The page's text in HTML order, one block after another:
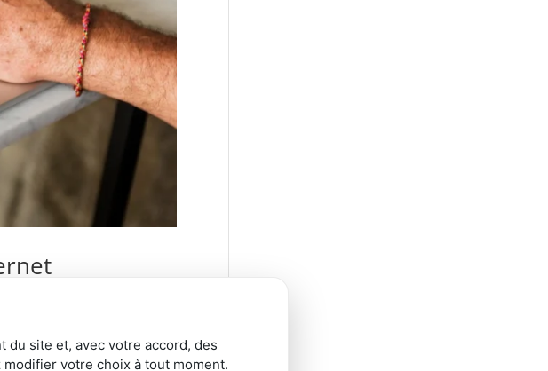
risque de rester invisible
il est essentiel de
du site et, avec votre accord, des
modifier votre choix à tout moment.